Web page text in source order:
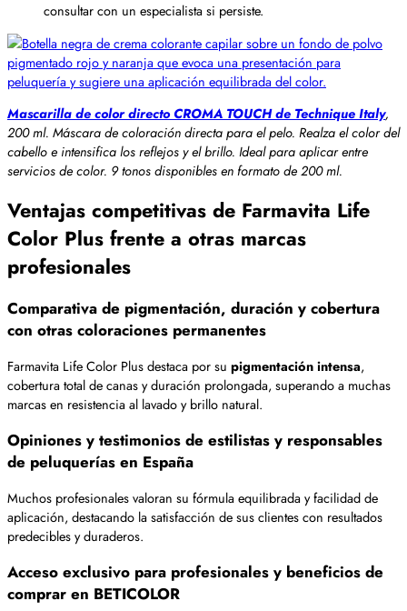
consultar con un especialista si persiste.
Mascarilla de color directo CROMA TOUCH de Technique Italy,
200 ml. Máscara de coloración directa para el pelo. Realza el color del
cabello e intensifica los reflejos y el brillo. Ideal para aplicar entre
servicios de color. 9 tonos disponibles en formato de 200 ml.
Ventajas competitivas de Farmavita Life
Color Plus frente a otras marcas
profesionales
Comparativa de pigmentación, duración y cobertura
con otras coloraciones permanentes
Farmavita Life Color Plus destaca por su pigmentación intensa,
cobertura total de canas y duración prolongada, superando a muchas
marcas en resistencia al lavado y brillo natural.
Opiniones y testimonios de estilistas y responsables
de peluquerías en España
Muchos profesionales valoran su fórmula equilibrada y facilidad de
aplicación, destacando la satisfacción de sus clientes con resultados
predecibles y duraderos.
Acceso exclusivo para profesionales y beneficios de
comprar en BETICOLOR